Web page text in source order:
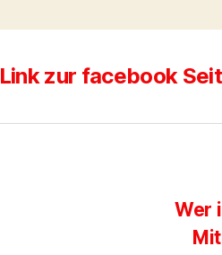
Link zur facebook
Wer